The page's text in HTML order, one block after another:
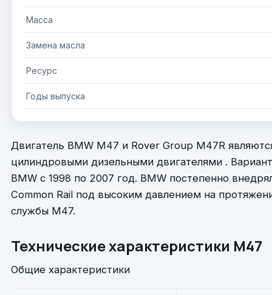
Масса
Замена масла
Ресурс
Годы выпуска
Двигатель BMW M47 и Rover Group M47R
цилиндровыми дизельными двигателями .
BMW с 1998 по 2007 год. BMW постепенно
Common Rail под высоким давлением на
службы M47.
Технические характеристики M47
Общие характеристики